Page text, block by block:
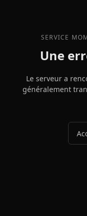
SERVICE
Une
Le serveur a
généralement